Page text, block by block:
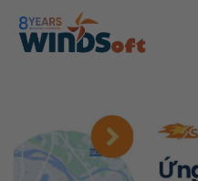
content